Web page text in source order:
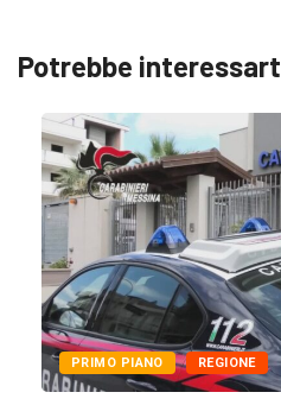
Potrebbe
PRIMO PIANO REGIONE